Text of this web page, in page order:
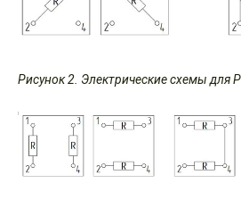
Рисунок 2. Электрические схемы для